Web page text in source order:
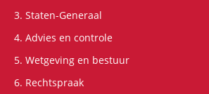
3. Staten-Generaal
4. Advies en controle
5. Wetgeving en bestuur
6. Rechtspraak